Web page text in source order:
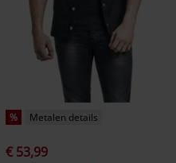
% Metalen details
€ 53,99